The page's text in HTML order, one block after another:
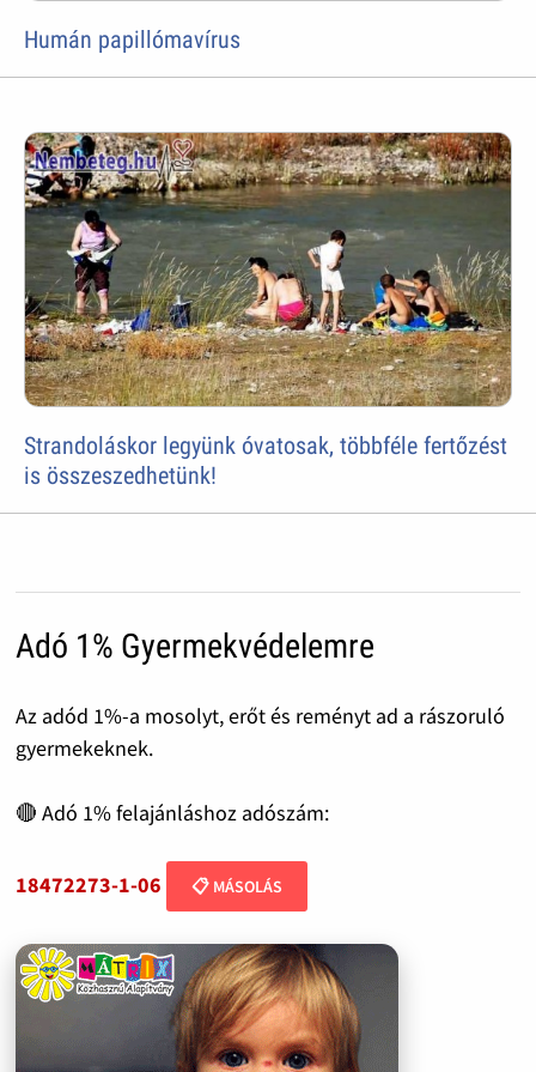
Humán papillómavírus
Strandoláskor legyünk óvatosak, többféle fertőzést
is összeszedhetünk!
Adó 1% Gyermekvédelemre
Az adód 1%-a mosolyt, erőt és reményt ad a rászoruló
gyermekeknek.
🔴 Adó 1% felajánláshoz adószám:
18472273-1-06 📋 MÁSOLÁS